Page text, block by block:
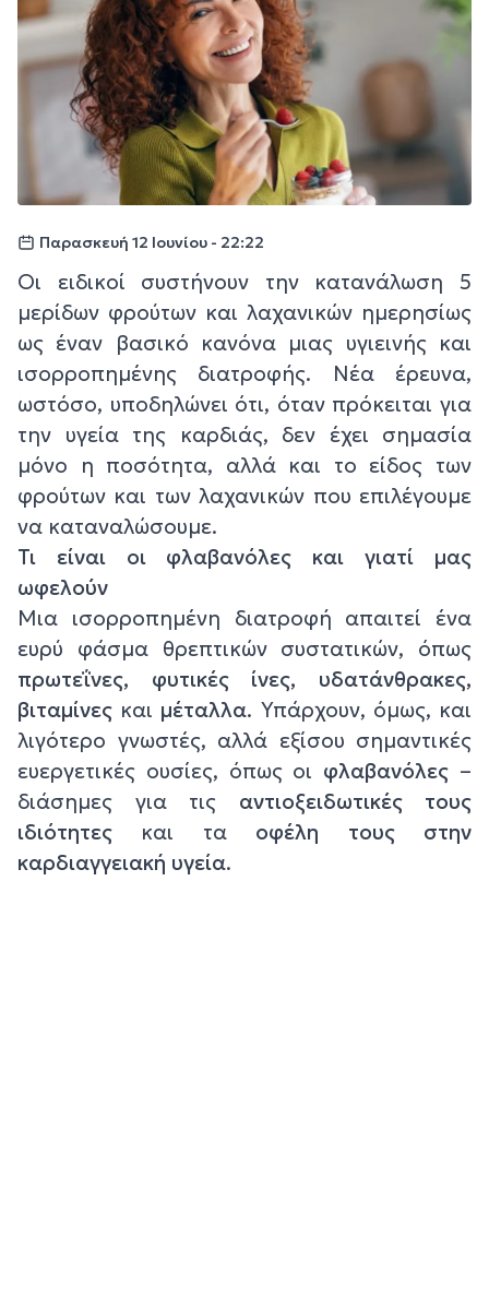
Παρασκευή 12 Ιουνίου - 22:22
Οι ειδικοί συστήνουν την κατανάλωση 5
μερίδων φρούτων και λαχανικών ημερησίως
ως έναν βασικό κανόνα μιας υγιεινής και
ισορροπημένης διατροφής. Νέα έρευνα,
ωστόσο, υποδηλώνει ότι, όταν πρόκειται για
την υγεία της καρδιάς, δεν έχει σημασία
μόνο η ποσότητα, αλλά και το είδος των
φρούτων και των λαχανικών που επιλέγουμε
να καταναλώσουμε.
Τι είναι οι φλαβανόλες και γιατί μας
ωφελούν
Μια ισορροπημένη διατροφή απαιτεί ένα
ευρύ φάσμα θρεπτικών συστατικών, όπως
πρωτεΐνες, φυτικές ίνες, υδατάνθρακες,
βιταμίνες και μέταλλα. Υπάρχουν, όμως, και
λιγότερο γνωστές, αλλά εξίσου σημαντικές
ευεργετικές ουσίες, όπως οι φλαβανόλες –
διάσημες για τις αντιοξειδωτικές τους
ιδιότητες και τα οφέλη τους στην
καρδιαγγειακή υγεία.